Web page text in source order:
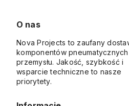
O nas
Nova Projects to zaufany
komponentów
przemysłu. Jakość, szybkość i
wsparcie techniczne to nasze
priorytety.